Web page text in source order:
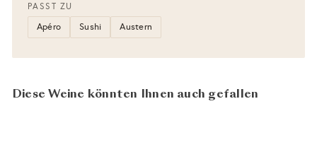
PASST ZU
Apéro Sushi Austern
Diese Weine könnten Ihnen auch gefallen